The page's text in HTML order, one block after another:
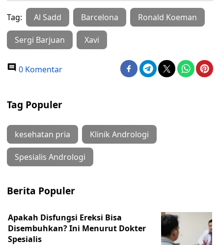
Tag: Al Sadd Barcelona Ronald Koeman
Sergi Barjuan Xavi
0 Komentar
Tag Populer
kesehatan pria Klinik Andrologi
Spesialis Andrologi
Berita Populer
Apakah Disfungsi Ereksi Bisa
Disembuhkan? Ini Menurut Dokter
Spesialis